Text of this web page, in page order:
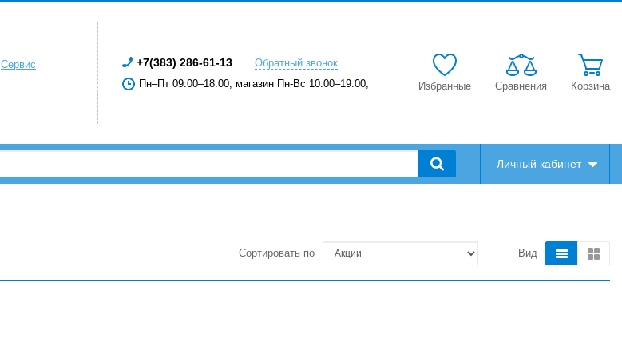
Сервис
+7(383) 286-61-13
Обратный звонок
Пн–Пт 09:00–18:00, магазин Пн-Вс 10:00–19:00,
Избранные Сравнения Корзина
Личный кабинет
Сортировать по Вид